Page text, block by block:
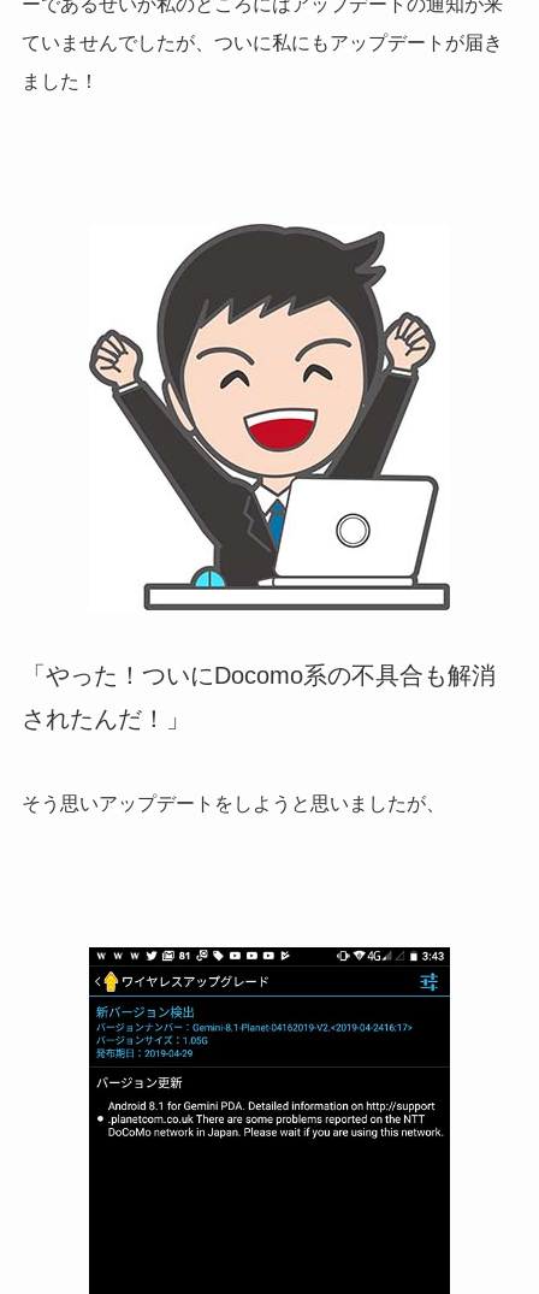
ていませんでしたが、ついに私にもアップデートが届き
ました！
「やった！ついにDocomo系の不具合も解消
されたんだ！」
そう思いアップデートをしようと思いましたが、